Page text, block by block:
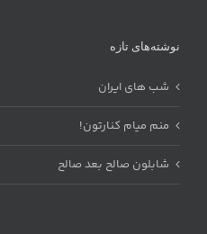
نوشته‌های تازه
شب های ایران
منم میام کنارتون!
شابلون صالح بعد صالح